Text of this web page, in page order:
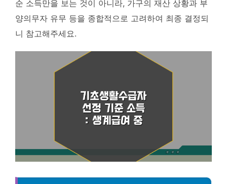
순 소득만을 보는 것이 아니라, 가구의 재산 상황과 부
양의무자 유무 등을 종합적으로 고려하여 최종 결정되
니 참고해주세요.